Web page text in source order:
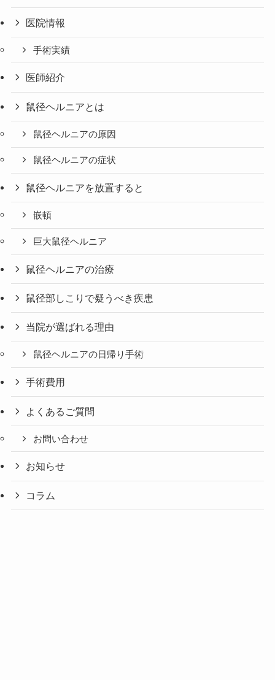
医院情報
手術実績
医師紹介
鼠径ヘルニアとは
鼠径ヘルニアの原因
鼠径ヘルニアの症状
鼠径ヘルニアを放置すると
嵌頓
巨大鼠径ヘルニア
鼠径ヘルニアの治療
鼠径部しこりで疑うべき疾患
当院が選ばれる理由
鼠径ヘルニアの日帰り手術
手術費用
よくあるご質問
お問い合わせ
お知らせ
コラム